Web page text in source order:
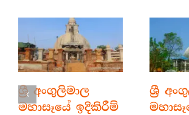
ශ්‍රී අංගුලිමාල
මහාසෑයේ ඉදිකිරීම්
ශ්‍රී